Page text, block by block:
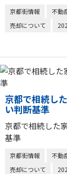
京都街情報 不動
売却について
京都で相続し
い判断基準
京都で相続した
基準
京都街情報 不動
売却について